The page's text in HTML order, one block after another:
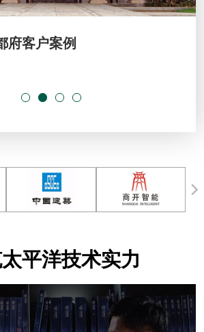
府客户案例
平洋技术实力